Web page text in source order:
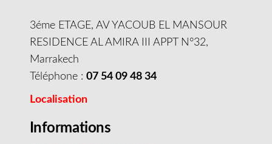
3éme ETAGE, AV YACOUB EL MANSOUR
RESIDENCE AL AMIRA III APPT N°32,
Marrakech
Téléphone : 07 54 09 48 34
Localisation
Informations